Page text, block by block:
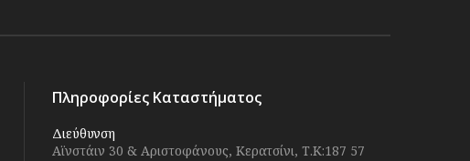
Πληροφορίες Καταστήματος
Διεύθυνση
Αϊνστάιν 30 & Αριστοφάνους, Κερατσίνι, Τ.Κ:187 57